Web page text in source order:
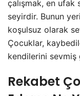
çalışmak, en ufak
seyirdir. Bunun
koşulsuz olarak
Çocuklar,
kendilerini sevmiş
Rekabet